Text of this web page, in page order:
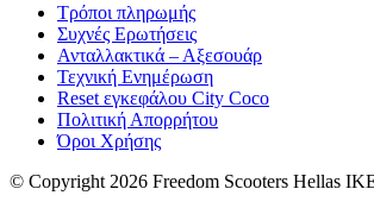
Τρόποι πληρωμής
Συχνές Ερωτήσεις
Ανταλλακτικά – Αξεσουάρ
Τεχνική Ενημέρωση
Reset εγκεφάλου City Coco
Πολιτική Απορρήτου
Όροι Χρήσης
© Copyright 2026 Freedom Scooters Hellas